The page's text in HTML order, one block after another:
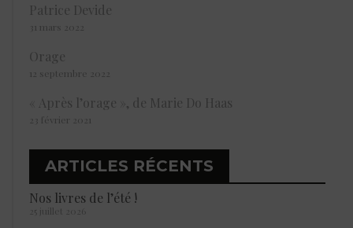
Patrice Devide
31 mars 2022
Orage
12 septembre 2022
« Après l’orage », de Marie Do Haas
23 février 2021
ARTICLES RÉCENTS
Nos livres de l’été !
25 juillet 2026